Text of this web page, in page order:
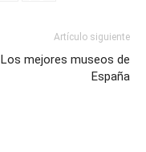
Artículo siguiente
Los mejores museos de
España